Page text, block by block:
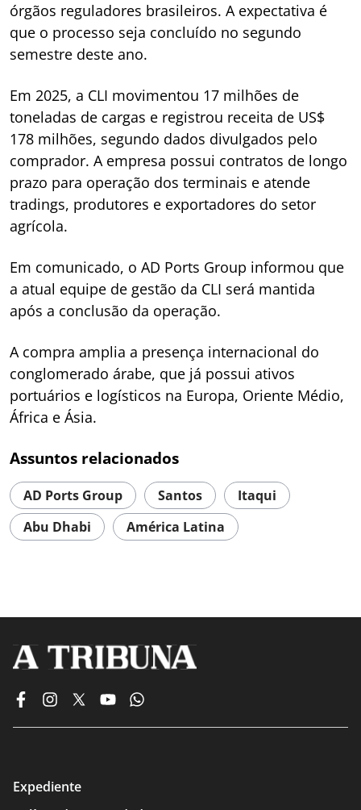
órgãos reguladores brasileiros. A expectativa é
que o processo seja concluído no segundo
semestre deste ano.
Em 2025, a CLI movimentou 17 milhões de
toneladas de cargas e registrou receita de US$
178 milhões, segundo dados divulgados pelo
comprador. A empresa possui contratos de longo
prazo para operação dos terminais e atende
tradings, produtores e exportadores do setor
agrícola.
Em comunicado, o AD Ports Group informou que
a atual equipe de gestão da CLI será mantida
após a conclusão da operação.
A compra amplia a presença internacional do
conglomerado árabe, que já possui ativos
portuários e logísticos na Europa, Oriente Médio,
África e Ásia.
Assuntos relacionados
AD Ports Group Santos
Itaqui
Abu Dhabi
América Latina
Expediente